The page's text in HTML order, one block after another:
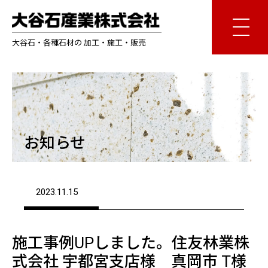
大谷石・各種石材の 加工・施工・販売
お知らせ
2023.11.15
施工事例UPしました。住友林業株
式会社 宇都宮支店様 真岡市 T様